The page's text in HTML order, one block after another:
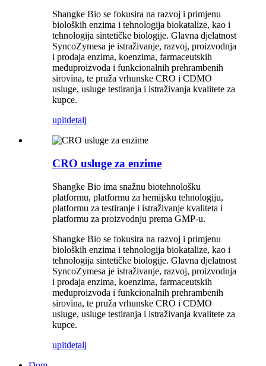
Shangke Bio se fokusira na razvoj i primjenu
bioloških enzima i tehnologija biokatalize, kao i
tehnologija sintetičke biologije. Glavna djelatnost
SyncoZymesa je istraživanje, razvoj, proizvodnja
i prodaja enzima, koenzima, farmaceutskih
međuproizvoda i funkcionalnih prehrambenih
sirovina, te pruža vrhunske CRO i CDMO
usluge, usluge testiranja i istraživanja kvalitete za
kupce.
upitdetalj
CRO usluge za enzime
Shangke Bio ima snažnu biotehnološku
platformu, platformu za hemijsku tehnologiju,
platformu za testiranje i istraživanje kvaliteta i
platformu za proizvodnju prema GMP-u.
Shangke Bio se fokusira na razvoj i primjenu
bioloških enzima i tehnologija biokatalize, kao i
tehnologija sintetičke biologije. Glavna djelatnost
SyncoZymesa je istraživanje, razvoj, proizvodnja
i prodaja enzima, koenzima, farmaceutskih
međuproizvoda i funkcionalnih prehrambenih
sirovina, te pruža vrhunske CRO i CDMO
usluge, usluge testiranja i istraživanja kvalitete za
kupce.
upitdetalj